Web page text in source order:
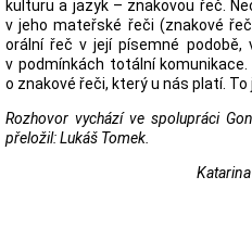
kulturu a jazyk – znakovou řeč.
v jeho mateřské řeči (znakové
orální řeč v její písemné podobě,
v podmínkách totální
o znakové řeči, který u nás platí. To
Rozhovor vychází ve spolupráci
přeložil: Lukáš Tomek.